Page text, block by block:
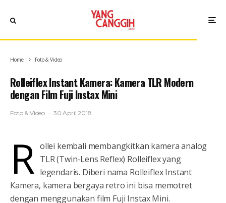
Home Foto & Video
Rolleiflex Instant Kamera: Kamera TLR Modern
dengan Film Fuji Instax Mini
Foto & Video · 30 April 2018
R ollei kembali membangkitkan kamera analog
TLR (Twin-Lens Reflex) Rolleiflex yang
legendaris. Diberi nama Rolleiflex Instant
Kamera, kamera bergaya retro ini bisa memotret
dengan menggunakan film Fuji Instax Mini.